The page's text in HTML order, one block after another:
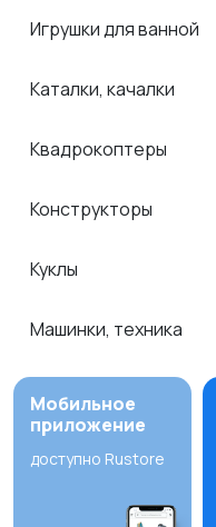
Игрушки для ванной
Каталки, качалки
Квадрокоптеры
Конструкторы
Куклы
Машинки, техника
Мобильное
приложение
доступно Rustore